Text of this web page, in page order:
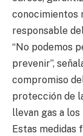
conocimientos
responsable
“No podemos
prevenir”,
compromiso
protección de
llevan gas a los
Estas